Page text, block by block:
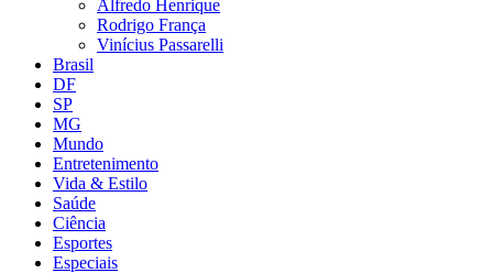
Alfredo Henrique
Rodrigo França
Vinícius Passarelli
Brasil
DF
SP
MG
Mundo
Entretenimento
Vida & Estilo
Saúde
Ciência
Esportes
Especiais